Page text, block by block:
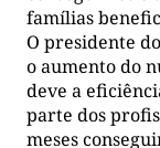
famílias
O presidente
o aumento do
deve a
parte dos
meses